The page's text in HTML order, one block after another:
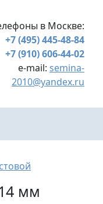
в Москве:
+7 (495) 445-48-84
+7 (910) 606-44-02
e-mail: semina-
2010@yandex.ru
мм